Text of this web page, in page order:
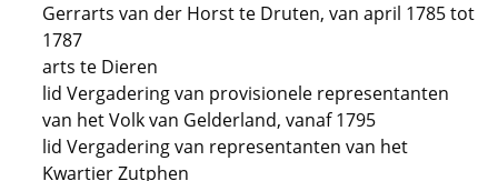
Gerrarts van der Horst te Druten, van april 1785 tot
1787
arts te Dieren
lid Vergadering van provisionele representanten
van het Volk van Gelderland, vanaf 1795
lid Vergadering van representanten van het
Kwartier Zutphen